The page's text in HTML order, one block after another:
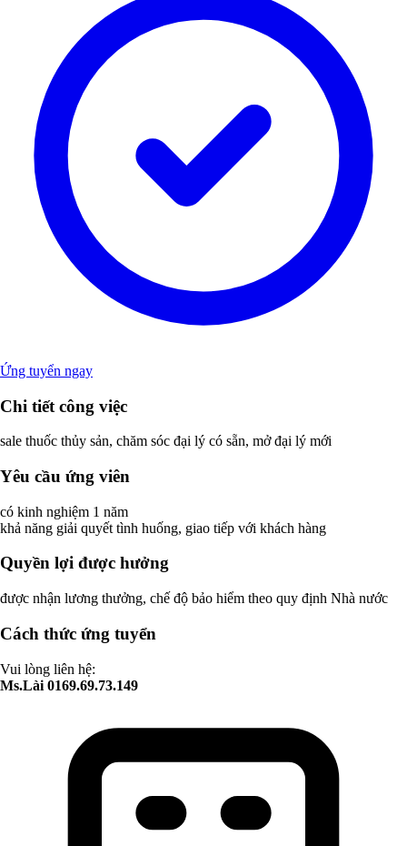
Ứng tuyển ngay
Chi tiết công việc
sale thuốc thủy sản, chăm sóc đại lý có sẵn, mở đại lý mới
Yêu cầu ứng viên
có kinh nghiệm 1 năm
khả năng giải quyết tình huống, giao tiếp với khách hàng
Quyền lợi được hưởng
được nhận lương thưởng, chế độ bảo hiểm theo quy định Nhà nước
Cách thức ứng tuyển
Vui lòng liên hệ:
Ms.Lài 0169.69.73.149